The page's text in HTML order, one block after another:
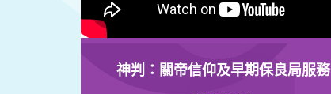
神判：關帝信仰及早期保良局服務